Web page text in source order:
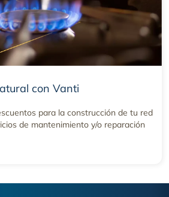
con Vanti
para la construcción de tu red
de mantenimiento y/o reparación